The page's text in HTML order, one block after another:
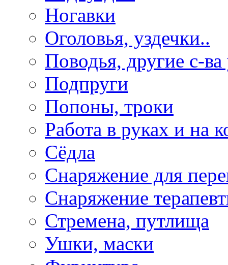
Ногавки
Оголовья, уздечки..
Поводья, другие с-
Подпруги
Попоны, троки
Работа в руках и на
Сёдла
Снаряжение для
Снаряжение
Стремена, путлища
Ушки, маски